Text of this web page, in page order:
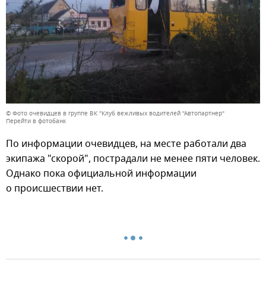
© Фото очевидцев в группе ВК "Клуб вежливых водителей "Автопартнер"
Перейти в фотобанк
По информации очевидцев, на месте работали два
экипажа "скорой", пострадали не менее пяти человек.
Однако пока официальной информации
о происшествии нет.